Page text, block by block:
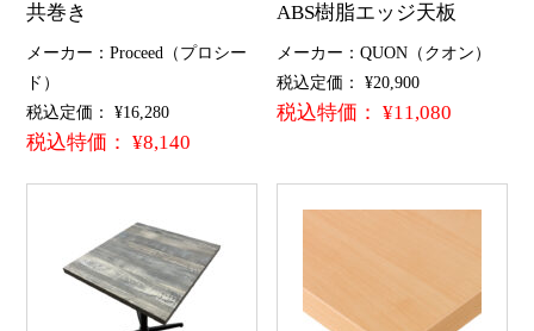
共巻き
メーカー：Proceed（プロシー
ド）
税込定価： ¥16,280
税込特価： ¥8,140
ABS樹脂エッジ天板
メーカー：QUON（クオン）
税込定価： ¥20,900
税込特価： ¥11,080